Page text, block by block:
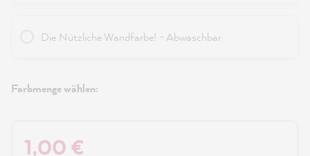
Die Nützliche Wandfarbe! - Abwaschbar
Farbmenge wählen:
1,00 €